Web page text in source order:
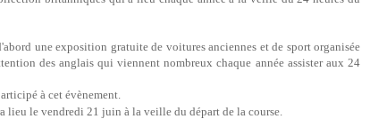
une exposition gratuite de voitures anciennes et de sport organisée
des anglais qui viennent nombreux chaque année assister aux 24
à cet évènement.
lieu le vendredi 21 juin à la veille du départ de la course.